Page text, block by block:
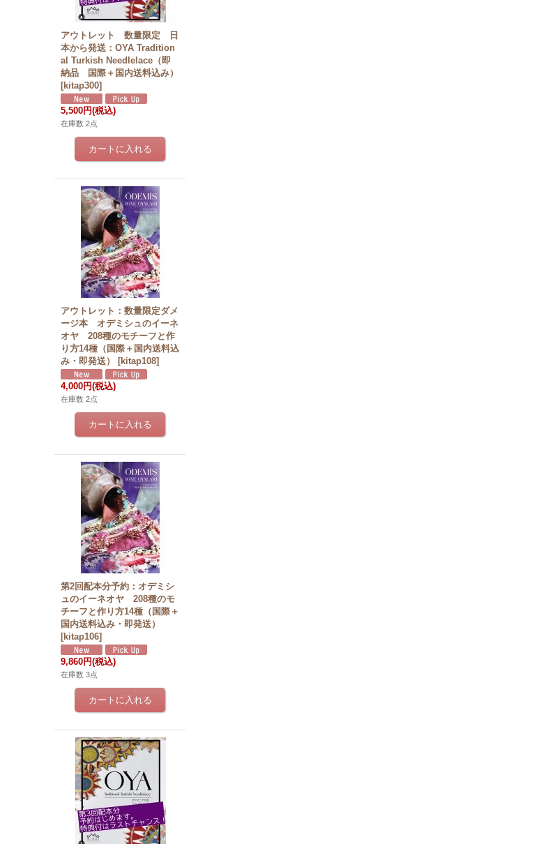
アウトレット 数量限定 日
本から発送：OYA Tradition
al Turkish Needlelace（即
納品 国際＋国内送料込み）
[kitap300]
5,500円(税込)
在庫数 2点
アウトレット：数量限定ダメ
ージ本 オデミシュのイーネ
オヤ 208種のモチーフと作
り方14種（国際＋国内送料込
み・即発送）
[kitap108]
4,000円(税込)
在庫数 2点
第2回配本分予約：オデミシ
ュのイーネオヤ 208種のモ
チーフと作り方14種（国際＋
国内送料込み・即発送）
[kitap106]
9,860円(税込)
在庫数 3点